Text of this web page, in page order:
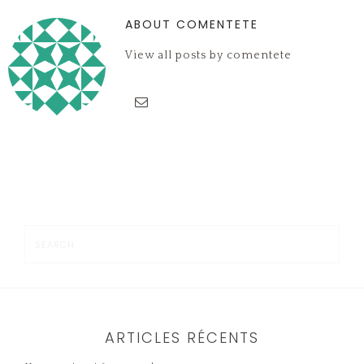
ABOUT COMENTETE
View all posts by comentete
ARTICLES RÉCENTS